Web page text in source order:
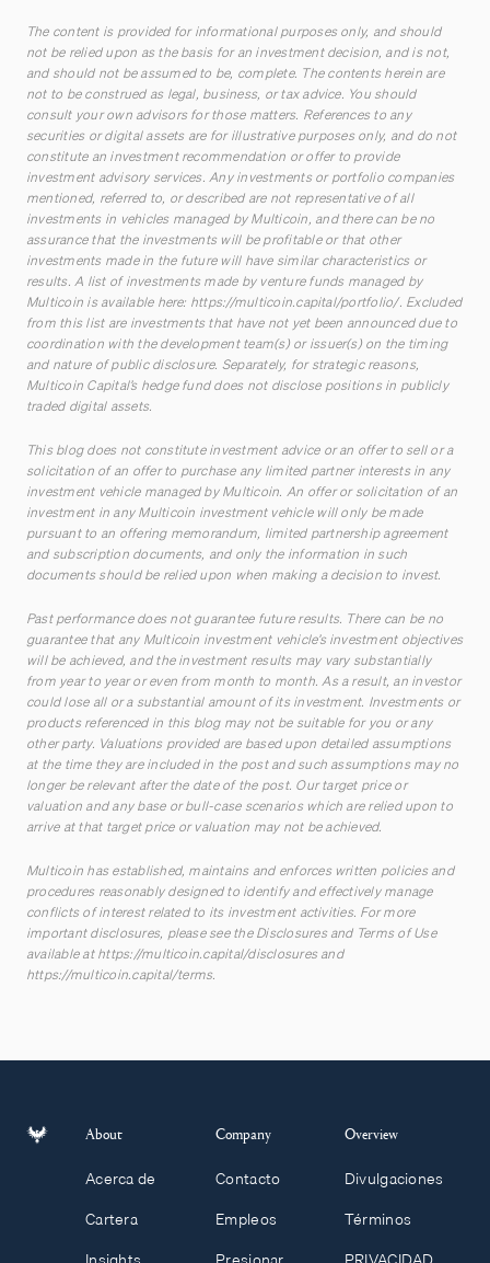
The content is provided for informational purposes only, and should
not be relied upon as the basis for an investment decision, and is not,
and should not be assumed to be, complete. The contents herein are
not to be construed as legal, business, or tax advice. You should
consult your own advisors for those matters. References to any
securities or digital assets are for illustrative purposes only, and do not
constitute an investment recommendation or offer to provide
investment advisory services. Any investments or portfolio companies
mentioned, referred to, or described are not representative of all
investments in vehicles managed by Multicoin, and there can be no
assurance that the investments will be profitable or that other
investments made in the future will have similar characteristics or
results. A list of investments made by venture funds managed by
Multicoin is available here: https://multicoin.capital/portfolio/. Excluded
from this list are investments that have not yet been announced due to
coordination with the development team(s) or issuer(s) on the timing
and nature of public disclosure. Separately, for strategic reasons,
Multicoin Capital’s hedge fund does not disclose positions in publicly
traded digital assets.
This blog does not constitute investment advice or an offer to sell or a
solicitation of an offer to purchase any limited partner interests in any
investment vehicle managed by Multicoin. An offer or solicitation of an
investment in any Multicoin investment vehicle will only be made
pursuant to an offering memorandum, limited partnership agreement
and subscription documents, and only the information in such
documents should be relied upon when making a decision to invest.
Past performance does not guarantee future results. There can be no
guarantee that any Multicoin investment vehicle’s investment objectives
will be achieved, and the investment results may vary substantially
from year to year or even from month to month. As a result, an investor
could lose all or a substantial amount of its investment. Investments or
products referenced in this blog may not be suitable for you or any
other party. Valuations provided are based upon detailed assumptions
at the time they are included in the post and such assumptions may no
longer be relevant after the date of the post. Our target price or
valuation and any base or bull-case scenarios which are relied upon to
arrive at that target price or valuation may not be achieved.
Multicoin has established, maintains and enforces written policies and
procedures reasonably designed to identify and effectively manage
conflicts of interest related to its investment activities. For more
important disclosures, please see the Disclosures and Terms of Use
available athttps://multicoin.capital/disclosuresand
https://multicoin.capital/terms.
About
Acerca de
Cartera
Company
Contacto
Empleos
Overview
Divulgaciones
Términos